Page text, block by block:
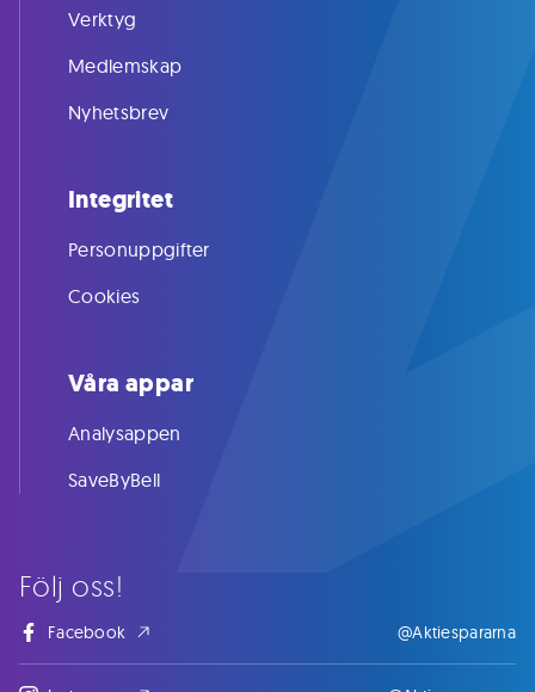
Följ oss!
Facebook @Aktiespararna
Verktyg
Medlemskap
Nyhetsbrev
Integritet
Personuppgifter
Cookies
Våra appar
Analysappen
SaveByBell